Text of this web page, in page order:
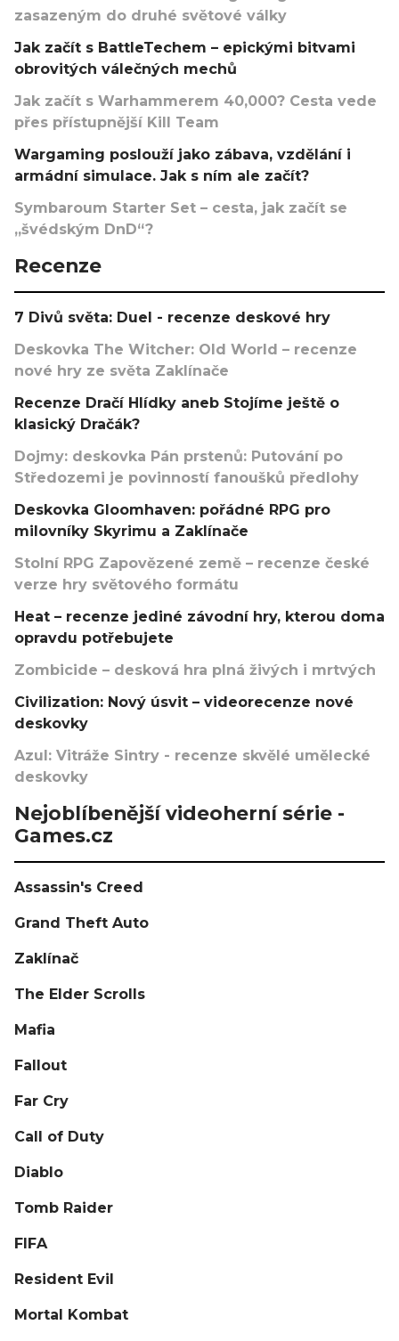
zasazeným do druhé světové války
Jak začít s BattleTechem – epickými bitvami
obrovitých válečných mechů
Jak začít s Warhammerem 40,000? Cesta vede
přes přístupnější Kill Team
Wargaming poslouží jako zábava, vzdělání i
armádní simulace. Jak s ním ale začít?
Symbaroum Starter Set – cesta, jak začít se
„švédským DnD“?
Recenze
7 Divů světa: Duel - recenze deskové hry
Deskovka The Witcher: Old World – recenze
nové hry ze světa Zaklínače
Recenze Dračí Hlídky aneb Stojíme ještě o
klasický Dračák?
Dojmy: deskovka Pán prstenů: Putování po
Středozemi je povinností fanoušků předlohy
Deskovka Gloomhaven: pořádné RPG pro
milovníky Skyrimu a Zaklínače
Stolní RPG Zapovězené země – recenze české
verze hry světového formátu
Heat – recenze jediné závodní hry, kterou doma
opravdu potřebujete
Zombicide – desková hra plná živých i mrtvých
Civilization: Nový úsvit – videorecenze nové
deskovky
Azul: Vitráže Sintry - recenze skvělé umělecké
deskovky
Nejoblíbenější videoherní série -
Games.cz
Assassin's Creed
Grand Theft Auto
Zaklínač
The Elder Scrolls
Mafia
Fallout
Far Cry
Call of Duty
Diablo
Tomb Raider
FIFA
Resident Evil
Mortal Kombat